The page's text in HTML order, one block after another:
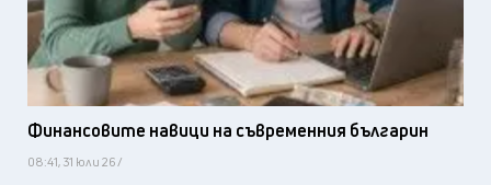
Финансовите навици на съвременния българин
08:41, 31 юли 26 /